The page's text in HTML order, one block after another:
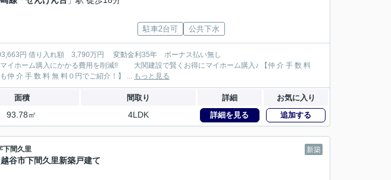
駐車2台可 公共下水
131万円が大関建設では無 料！】 【本物件以外でも仲 介 手 数 料 無 料０円でご紹介！】 ... もっと見る
面積 間取り 詳細 お気に入り
93.78㎡ 4LDK 詳細を見る 追加する
新築
下間久里
越谷市下間久里新築戸建て